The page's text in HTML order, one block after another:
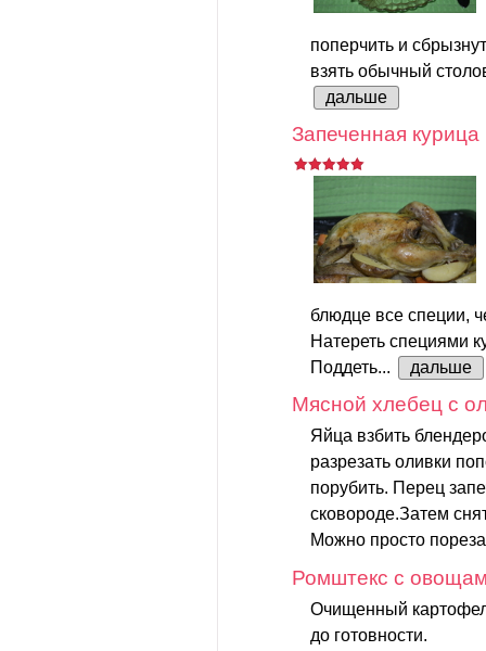
поперчить и
взять обычный
дальше
Запеченная
блюдце все специи,
Натереть специями
Поддеть...
дальше
Мясной хлебец с
Яйца взбить
разрезать оливки
порубить. Перец
сковороде.Затем
Можно просто
Ромштекс с
Очищенный
до готовности.